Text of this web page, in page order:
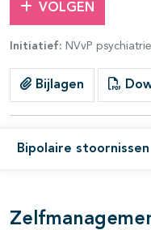
VOLGEN
Initiatief: NVvP psychiatrie
Bijlagen
Bipolaire stoornissen
open- en
open- en
open- en